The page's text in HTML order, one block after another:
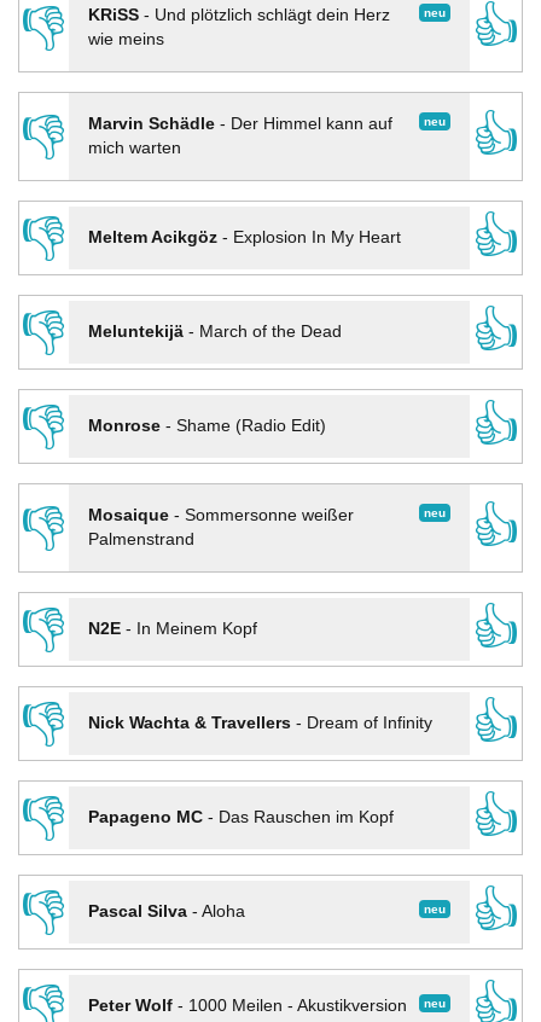
👎
neu
KRiSS- Und plötzlich schlägt dein Herz
wie meins
👍
👎 neu
Marvin Schädle- Der Himmel kann auf
mich warten
👍
👎
Meltem Acikgöz- Explosion In My Heart
👍
👎
Meluntekijä- March of the Dead
👍
👎
Monrose- Shame (Radio Edit)
👍
👎
neu
Mosaique- Sommersonne weißer
Palmenstrand
👍
👎
N2E- In Meinem Kopf
👍
👎
Nick Wachta & Travellers- Dream of Infinity
👍
👎
Papageno MC- Das Rauschen im Kopf
👍
👎
neu
Pascal Silva- Aloha
👍
👎
neu
Peter Wolf- 1000 Meilen - Akustikversion
👍